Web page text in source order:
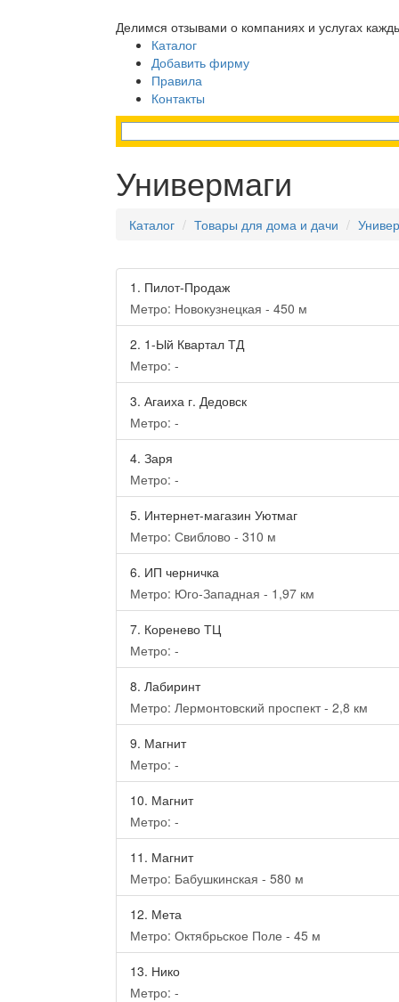
Делимся отзывами о компаниях и услугах
Каталог
Добавить фирму
Правила
Контакты
Универмаги
Каталог Товары для дома и дачи
1. Пилот-Продаж
Метро: Новокузнецкая - 450 м
2. 1-Ый Квартал ТД
Метро: -
3. Агаиха г. Дедовск
Метро: -
4. Заря
Метро: -
5. Интернет-магазин Уютмаг
Метро: Свиблово - 310 м
6. ИП черничка
Метро: Юго-Западная - 1,97 км
7. Коренево ТЦ
Метро: -
8. Лабиринт
Метро: Лермонтовский проспект - 2,8 км
9. Магнит
Метро: -
10. Магнит
Метро: -
11. Магнит
Метро: Бабушкинская - 580 м
12. Мета
Метро: Октябрьское Поле - 45 м
13. Нико
Метро: -